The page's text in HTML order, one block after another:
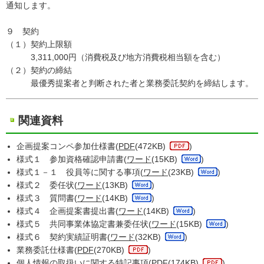
通知します。
９ 契約
（１）契約上限額
3,311,000円（消費税及び地方消費税相当額を含む）
（２）契約の締結
最優秀提案者と判断された者と業務委託契約を締結します。
関連資料
企画提案コンペ参加仕様書(PDF(472KB)
)
様式１ 参加資格確認申請書(ワード(15KB)
)
様式１－１ 役員等に関する事項(ワード(23KB)
)
様式２ 委任状(ワード(13KB)
)
様式３ 質問書(ワード(14KB)
)
様式４ 企画提案書提出書(ワード(14KB)
)
様式５ 共同事業体協定書兼委任状(ワード(15KB)
)
様式６ 契約実績証明書(ワード(32KB)
)
業務委託仕様書(PDF(270KB)
)